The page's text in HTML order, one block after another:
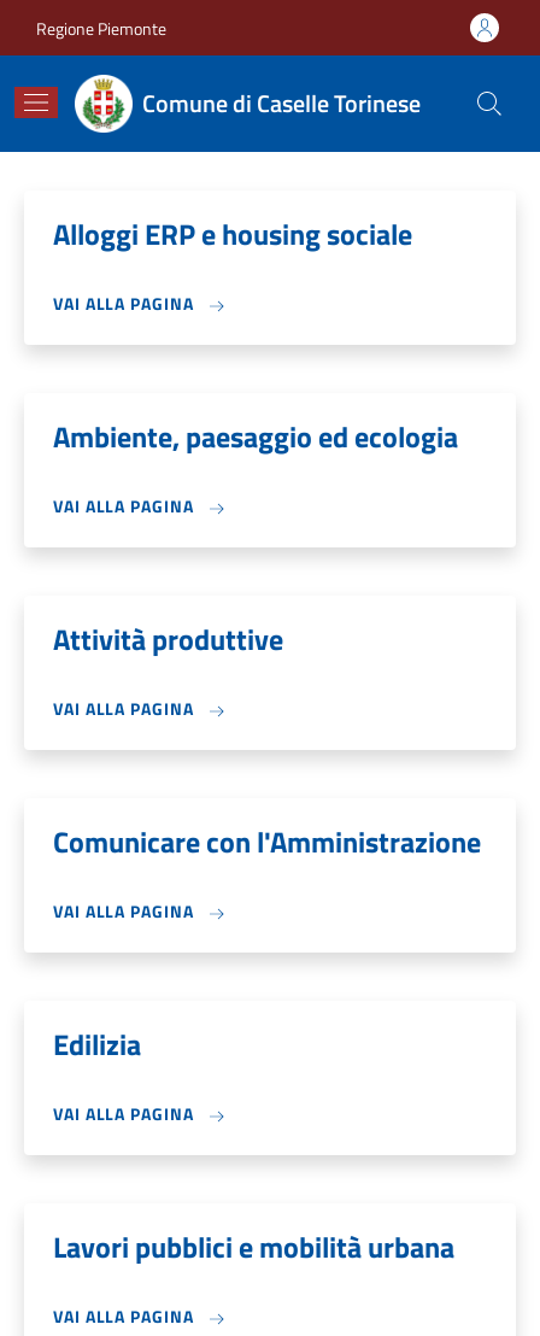
Regione Piemonte
Comune di Caselle Torinese
Alloggi ERP e housing sociale
VAI ALLA PAGINA
Ambiente, paesaggio ed ecologia
VAI ALLA PAGINA
Attività produttive
VAI ALLA PAGINA
Comunicare con l'Amministrazione
VAI ALLA PAGINA
Edilizia
VAI ALLA PAGINA
Lavori pubblici e mobilità urbana
VAI ALLA PAGINA